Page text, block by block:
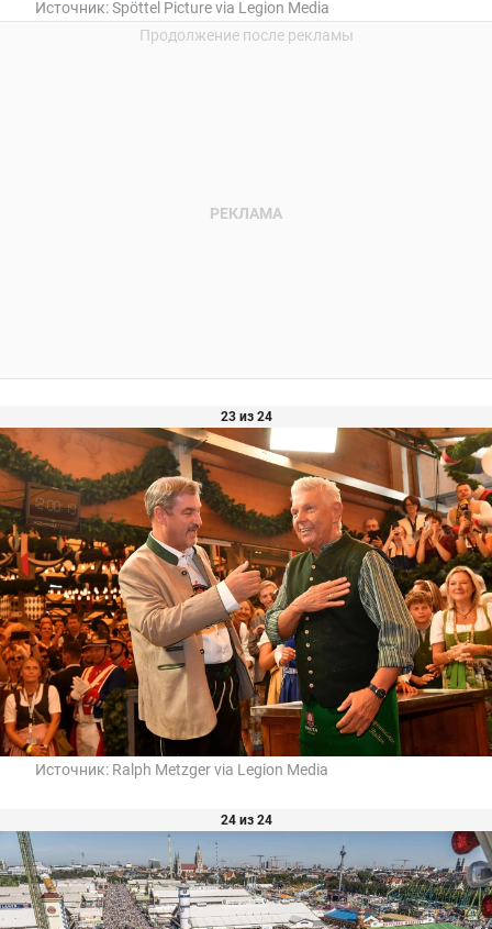
Источник:Spöttel Picture via Legion Media
23 из 24
Источник: Ralph Metzger via Legion Media
24 из 24